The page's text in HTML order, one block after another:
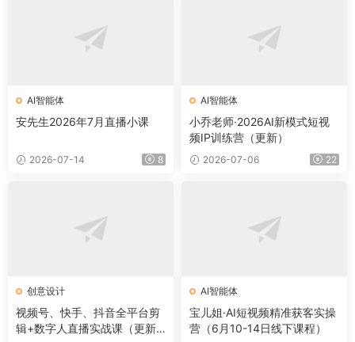
AI智能体
安先生2026年7月直播小课
2026-07-14 8
AI智能体
小乔老师·2026AI新模式短视
频IP训练营（更新）
2026-07-06 22
创意设计
视频号、快手、抖音全平台剪
辑+数字人直播实战课（更新6
AI智能体
宝儿姐·AI短视频精准获客实操
营（6月10-14日线下课程）